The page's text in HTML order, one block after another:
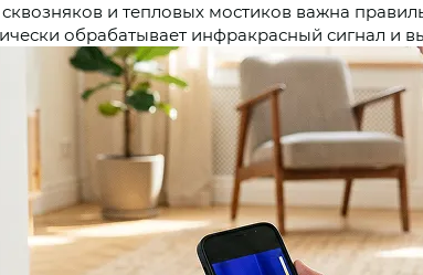
и тепловых мостиков важна
обрабатывает инфракрасный сигнал и